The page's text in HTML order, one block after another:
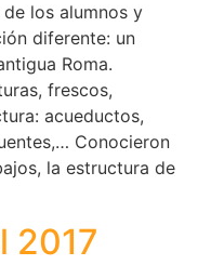
los alumnos y
diferente: un
Roma.
frescos,
acueductos,
Conocieron
la estructura de
2017